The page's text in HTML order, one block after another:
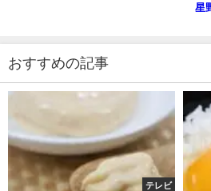
星
おすすめの記事
テレビ